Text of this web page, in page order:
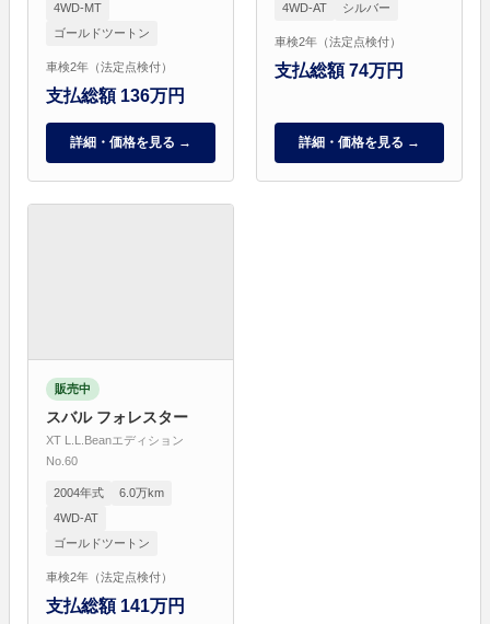
4WD-MT
ゴールドツートン
車検2年（法定点検付）
支払総額 136万円
詳細・価格を見る →
4WD-AT
シルバー
車検2年（法定点検付）
支払総額 74万円
詳細・価格を見る →
販売中
スバル フォレスター
XT L.L.Beanエディション
No.60
2004年式
6.0万km
4WD-AT
ゴールドツートン
車検2年（法定点検付）
支払総額 141万円